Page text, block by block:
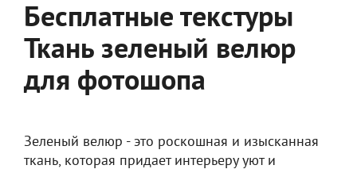
Бесплатные текстуры
Ткань зеленый велюр
для фотошопа
Зеленый велюр - это роскошная и изысканная
ткань, которая придает интерьеру уют и